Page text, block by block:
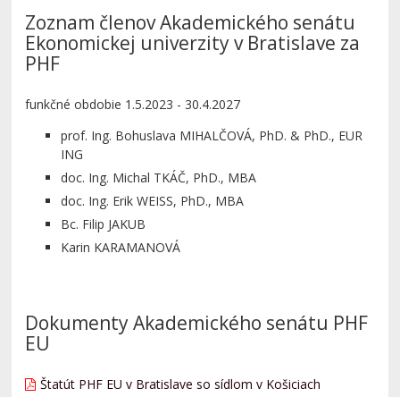
Zoznam členov Akademického senátu
Ekonomickej univerzity v Bratislave za
PHF
funkčné obdobie 1.5.2023 - 30.4.2027
prof. Ing. Bohuslava MIHALČOVÁ, PhD. & PhD., EUR
ING
doc. Ing. Michal TKÁČ, PhD., MBA
doc. Ing. Erik WEISS, PhD., MBA
Bc. Filip JAKUB
Karin KARAMANOVÁ
Dokumenty Akademického senátu PHF
EU
Štatút PHF EU v Bratislave so sídlom v Košiciach